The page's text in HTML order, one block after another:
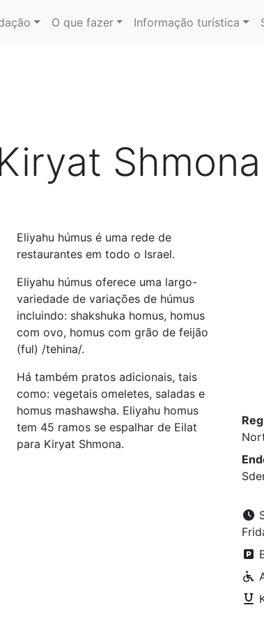
O que fazer Informação turística
Shmona
Eliyahu húmus é uma rede de
restaurantes em todo o Israel.
Eliyahu húmus oferece uma largo-
variedade de variações de húmus
incluindo: shakshuka homus, homus
com ovo, homus com grão de feijão
(ful) /tehina/.
Há também pratos adicionais, tais
como: vegetais omeletes, saladas e
homus mashawsha. Eliyahu homus
tem 45 ramos se espalhar de Eilat
para Kiryat Shmona.